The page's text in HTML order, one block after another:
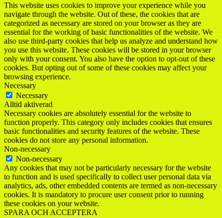
This website uses cookies to improve your experience while you
navigate through the website. Out of these, the cookies that are
categorized as necessary are stored on your browser as they are
essential for the working of basic functionalities of the website. We
also use third-party cookies that help us analyze and understand how
you use this website. These cookies will be stored in your browser
only with your consent. You also have the option to opt-out of these
cookies. But opting out of some of these cookies may affect your
browsing experience.
Necessary
Necessary
Alltid aktiverad
Necessary cookies are absolutely essential for the website to
function properly. This category only includes cookies that ensures
basic functionalities and security features of the website. These
cookies do not store any personal information.
Non-necessary
Non-necessary
Any cookies that may not be particularly necessary for the website
to function and is used specifically to collect user personal data via
analytics, ads, other embedded contents are termed as non-necessary
cookies. It is mandatory to procure user consent prior to running
these cookies on your website.
SPARA OCH ACCEPTERA